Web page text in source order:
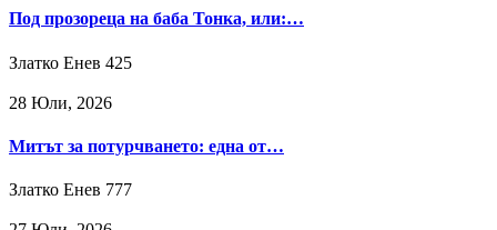
Под прозореца на баба Тонка, или:…
Златко Енев 425
28 Юли, 2026
Митът за потурчването: една от…
Златко Енев 777